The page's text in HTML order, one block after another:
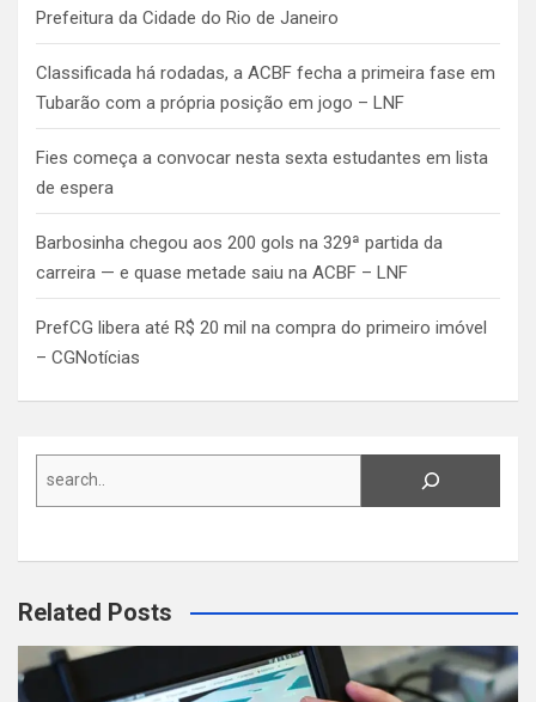
Prefeitura da Cidade do Rio de Janeiro
Classificada há rodadas, a ACBF fecha a primeira fase em
Tubarão com a própria posição em jogo – LNF
Fies começa a convocar nesta sexta estudantes em lista
de espera
Barbosinha chegou aos 200 gols na 329ª partida da
carreira — e quase metade saiu na ACBF – LNF
PrefCG libera até R$ 20 mil na compra do primeiro imóvel
– CGNotícias
Search
Related Posts